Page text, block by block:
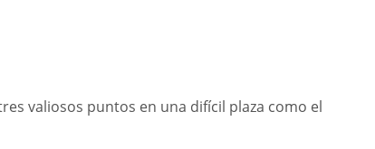
valiosos puntos en una difícil plaza como el